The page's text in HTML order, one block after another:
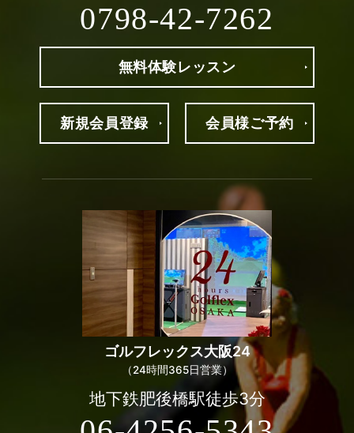
0798-42-7262
無料体験レッスン
新規会員登録 会員様ご予約
ゴルフレックス大阪24
（24時間365日営業）
地下鉄肥後橋駅徒歩3分